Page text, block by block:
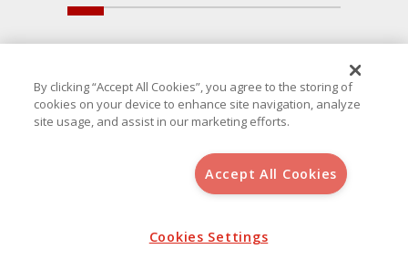
, S.L.U.(B-64405731) c/ San Norberto
Aviso Legal
Política de Cookies
By clicking “Accept All Cookies”, you agree to the storing of
cookies on your device to enhance site navigation, analyze
site usage, and assist in our marketing efforts.
Accept All Cookies
Cookies Settings